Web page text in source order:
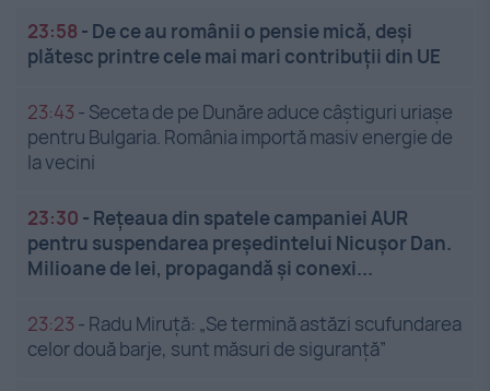
23:58 - De ce au românii o pensie mică, deși
plătesc printre cele mai mari contribuții din UE
23:43 - Seceta de pe Dunăre aduce câștiguri uriașe
pentru Bulgaria. România importă masiv energie de
la vecini
23:30 - Rețeaua din spatele campaniei AUR
pentru suspendarea președintelui Nicușor Dan.
Milioane de lei, propagandă și conexi...
23:23 - Radu Miruță: „Se termină astăzi scufundarea
celor două barje, sunt măsuri de siguranţă”